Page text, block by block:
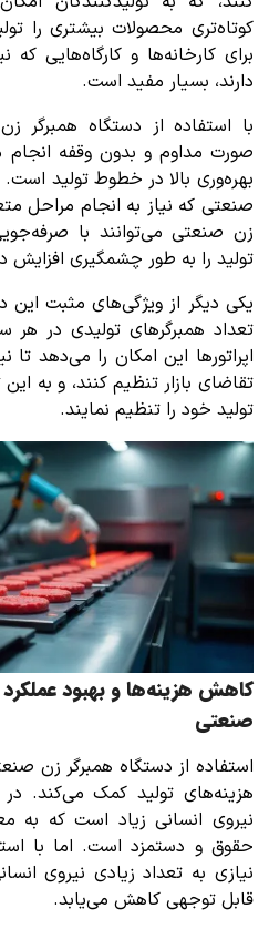
کوتاه‌تری محصولات بیشتری را
برای کارخانه‌ها و کارگاه‌هایی
دارند، بسیار مفید است.
با استفاده از دستگاه همبرگر
صورت مداوم و بدون وقفه
بهره‌وری بالا در خطوط تولید
صنعتی که نیاز به انجام مراحل
زن صنعتی می‌توانند با
تولید را به طور چشمگیری افزایش
یکی دیگر از ویژگی‌های مثبت این
تعداد همبرگرهای تولیدی در
اپراتورها این امکان را می‌دهد تا
تقاضای بازار تنظیم کنند، و به
تولید خود را تنظیم نمایند.
کاهش هزینه‌ها و بهبود
صنعتی
استفاده از دستگاه همبرگر زن
هزینه‌های تولید کمک می‌کند. در
نیروی انسانی زیاد است که به
حقوق و دستمزد است. اما با
نیازی به تعداد زیادی نیروی
قابل توجهی کاهش می‌یابد.